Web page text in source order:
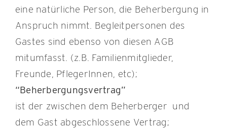
eine natürliche Person, die Beherbergung in
Anspruch nimmt. Begleitpersonen des
Gastes sind ebenso von diesen AGB
mitumfasst. (z.B. Familienmitglieder,
Freunde, PflegerInnen, etc);
“Beherbergungsvertrag”
ist der zwischen dem Beherberger und
dem Gast abgeschlossene Vertrag;